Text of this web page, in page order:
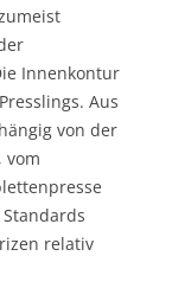
Innenkontur
Aus
von der
vom
relativ